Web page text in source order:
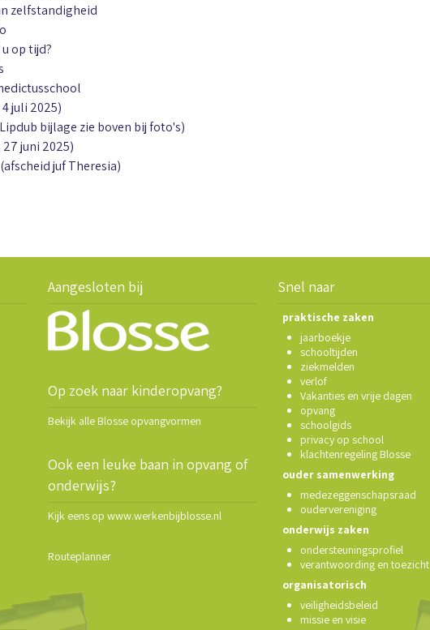
zelfstandigheid
op tijd?
juli 2025)
bijlage zie boven bij foto's)
juni 2025)
juf Theresia)
Aangesloten bij
Op zoek naar kinderopvang?
Bekijk alle Blosse opvangvormen
Ook een leuke baan in opvang of
onderwijs?
Kijk eens op www.werkenbijblosse.nl
Routeplanner
Snel naar
praktische zaken
jaarboekje
schooltijden
ziekmelden
verlof
Vakanties en vrije dagen
opvang
schoolgids
privacy op school
klachtenregeling Blosse
ouder samenwerking
medezeggenschapsraad
oudervereniging
onderwijs zaken
ondersteuningsprofiel
verantwoording en toezicht
organisatorisch
veiligheidsbeleid
missie en visie